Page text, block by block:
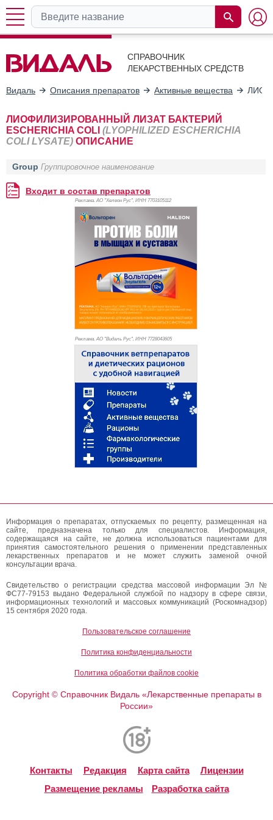
СПРАВОЧНИК
ЛЕКАРСТВЕННЫХ СРЕДСТВ
Видаль Описания препаратов Активные вещества
ЛИОФИЛИЗИРОВАННЫЙ ЛИЗАТ БАКТЕРИЙ
ESCHERICHIA COLI (LYOPHILIZED ESCHERICHIA
COLI LYSATE) ОПИСАНИЕ
Group Группировочное наименование
Входит в состав препаратов
Реклама. АО "Хелеон Рус", ИНН 7703105112
Реклама. АО "Видаль Рус", ИНН 7728043605
Информация о препаратах, отпускаемых по рецепту, размещенная на
сайте, предназначена только для специалистов. Информация,
содержащаяся на сайте, не должна использоваться пациентами для
принятия самостоятельного решения о применении представленных
лекарственных препаратов и не может служить заменой очной
консультации врача.
Свидетельство о регистрации средства массовой информации Эл №
ФС77-79153 выдано Федеральной службой по надзору в сфере связи,
информационных технологий и массовых коммуникаций (Роскомнадзор)
15 сентября 2020 года.
Пользовательское соглашение
Политика конфиденциальности
Политика обработки файлов cookie
Copyright ©Справочник Видаль «Лекарственные препараты в
России»
Контакты Редакция Карта сайта
Лицензии
Размещение рекламы
Разработка сайта